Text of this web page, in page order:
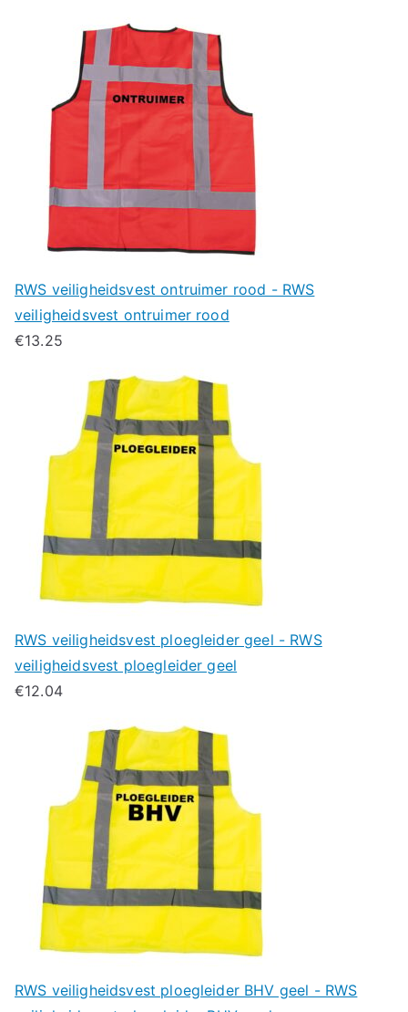
RWS veiligheidsvest ontruimer rood - RWS
veiligheidsvest ontruimer rood
€13.25
RWS veiligheidsvest ploegleider geel - RWS
veiligheidsvest ploegleider geel
€12.04
RWS veiligheidsvest ploegleider BHV geel - RWS